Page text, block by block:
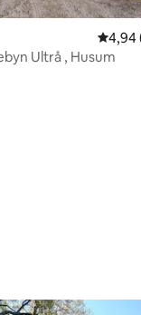
4,94
4,94
Ultrå , Husum